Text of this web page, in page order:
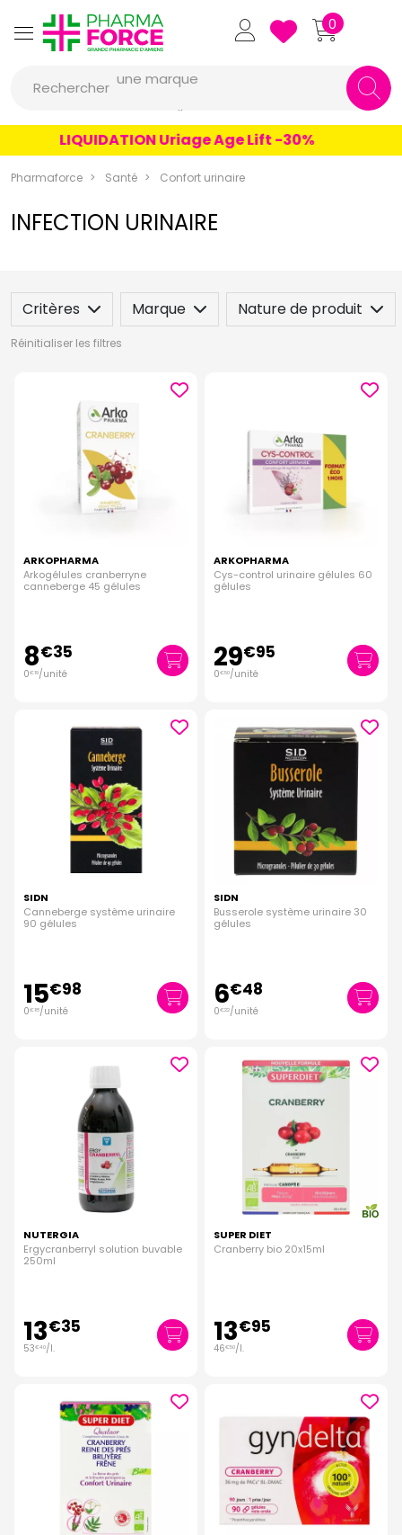
Pharmaforce Grande Pharmacie
0
Rechercher
une marque
un conseil
un produit
une marque
LIQUIDATION Uriage Age Lift -30%
Pharmaforce Santé Confort urinaire
INFECTION URINAIRE
Critères Marque Nature de produit
Réinitialiser les filtres
ARKOPHARMA
Arkogélules cranberryne
canneberge 45 gélules
8€35
0€ 19/unité
ARKOPHARMA
Cys-control urinaire gélules 60
gélules
29€95
0€50/unité
SIDN
Canneberge système urinaire
90 gélules
15€98
0€ 18/unité
SIDN
Busserole système urinaire 30
gélules
6€48
0€22/unité
NUTERGIA
Ergycranberryl solution buvable
250ml
13€35
53€40/l.
SUPER DIET
Cranberry bio 20x15ml
13€95
46€50/l.